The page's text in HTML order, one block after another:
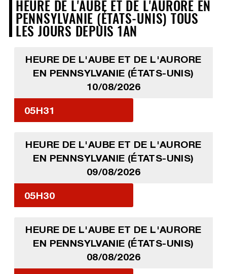
HEURE DE L'AUBE ET DE L'AURORE EN
PENNSYLVANIE (ÉTATS-UNIS) TOUS
LES JOURS DEPUIS 1AN
HEURE DE L'AUBE ET DE L'AURORE
EN PENNSYLVANIE (ÉTATS-UNIS)
10/08/2026
05H31
HEURE DE L'AUBE ET DE L'AURORE
EN PENNSYLVANIE (ÉTATS-UNIS)
09/08/2026
05H30
HEURE DE L'AUBE ET DE L'AURORE
EN PENNSYLVANIE (ÉTATS-UNIS)
08/08/2026